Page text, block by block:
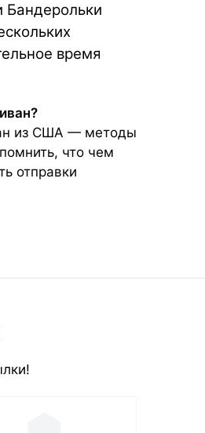
Бандерольки
время
из США — методы
что чем
отправки